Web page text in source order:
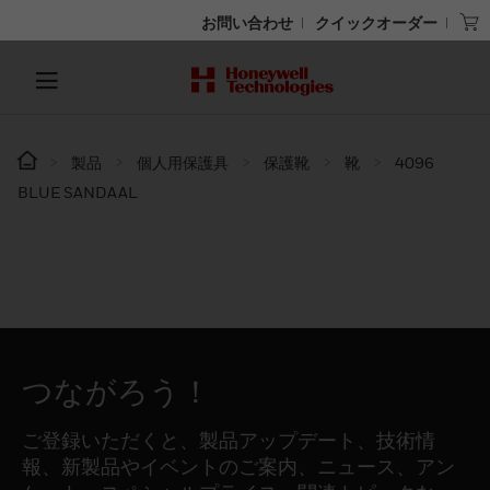
お問い合わせ クイックオーダー
製品 個人用保護具 保護靴 靴
4096
BLUE SANDAAL
つながろう！
ご登録いただくと、製品アップデート、技術情
報、新製品やイベントのご案内、ニュース、アン